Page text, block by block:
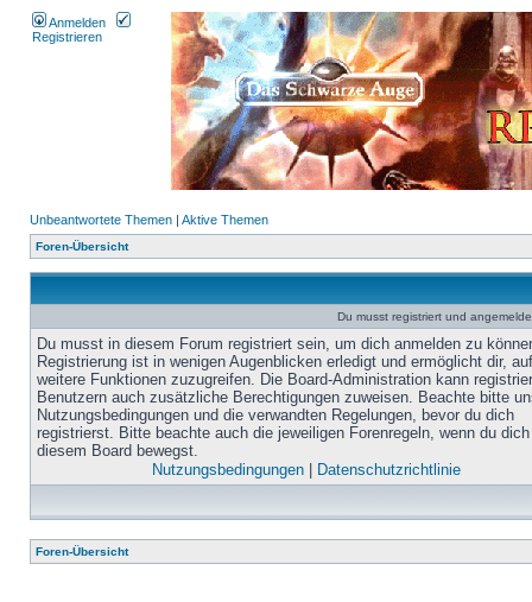
Anmelden
Registrieren
Unbeantwortete Themen | Aktive Themen
Foren-Übersicht
Du musst registriert und
Du musst in diesem Forum registriert sein, um dich anmelden zu
Registrierung ist in wenigen Augenblicken erledigt und ermöglicht dir, auf
weitere Funktionen zuzugreifen. Die Board-Administration kann
Benutzern auch zusätzliche Berechtigungen zuweisen. Beachte bitte
Nutzungsbedingungen und die verwandten Regelungen, bevor du dich
registrierst. Bitte beachte auch die jeweiligen Forenregeln, wenn du
diesem Board bewegst.
Nutzungsbedingungen| Datenschutzrichtlinie
Foren-Übersicht